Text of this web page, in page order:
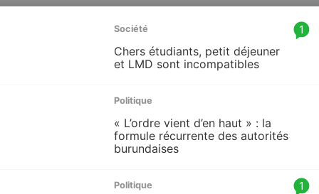
Société
article
1
Chers étudiants, petit déjeuner
et LMD sont incompatibles
Politique
« L’ordre vient d’en haut » : la
formule récurrente des autorités
burundaises
Politique
article
1